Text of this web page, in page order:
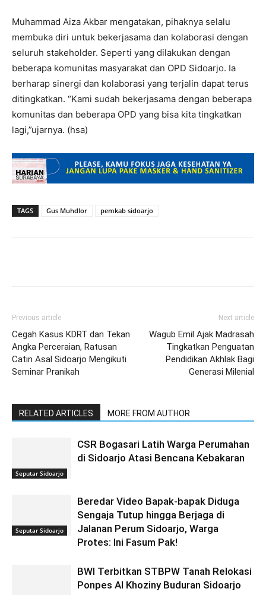
Muhammad Aiza Akbar mengatakan, pihaknya selalu
membuka diri untuk bekerjasama dan kolaborasi dengan
seluruh stakeholder. Seperti yang dilakukan dengan
beberapa komunitas masyarakat dan OPD Sidoarjo. Ia
berharap sinergi dan kolaborasi yang terjalin dapat terus
ditingkatkan. “Kami sudah bekerjasama dengan beberapa
komunitas dan beberapa OPD yang bisa kita tingkatkan
lagi,”ujarnya. (hsa)
TAGS Gus Muhdlor pemkab sidoarjo
Previous article
Cegah Kasus KDRT dan Tekan
Angka Perceraian, Ratusan
Catin Asal Sidoarjo Mengikuti
Seminar Pranikah
Next article
Wagub Emil Ajak Madrasah
Tingkatkan Penguatan
Pendidikan Akhlak Bagi
Generasi Milenial
RELATED ARTICLES MORE FROM AUTHOR
Seputar Sidoarjo
CSR Bogasari Latih Warga Perumahan
di Sidoarjo Atasi Bencana Kebakaran
Seputar Sidoarjo
Beredar Video Bapak-bapak Diduga
Sengaja Tutup hingga Berjaga di
Jalanan Perum Sidoarjo, Warga
Protes: Ini Fasum Pak!
BWI Terbitkan STBPW Tanah Relokasi
Ponpes Al Khoziny Buduran Sidoarjo